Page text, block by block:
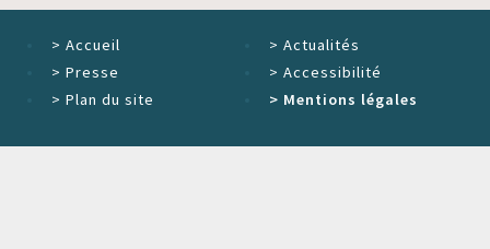
> Accueil > Actualités
> Presse > Accessibilité
> Plan du site > Mentions légales